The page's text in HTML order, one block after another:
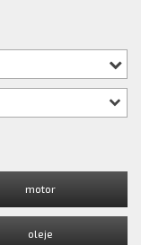
motor
oleje